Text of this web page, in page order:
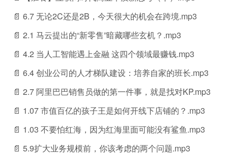
📄 6.7 无论2C还是2B，今天很大的机会在跨境.mp3
📄 2.1 马云提出的“新零售”暗藏哪些玄机？.mp3
📄 4.2 当人工智能遇上金融 这四个领域最赚钱.mp3
📄 6.4 创业公司的人才梯队建设：培养自家的班长.mp3
📄 2.7 阿里巴巴销售员做的第一件事，就是找对KP.mp3
📄 1.07 市值百亿的孩子王是如何开线下店铺的？.mp3
📄 1.03 不要怕红海，因为红海里面可能没有鲨鱼.mp3
📄 5.9扩大业务规模前，你该考虑的两个问题.mp3